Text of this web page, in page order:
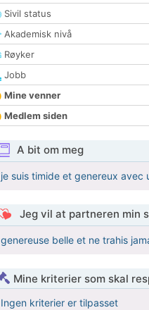
Sivil status
Akademisk nivå
Røyker
Jobb
Mine venner
Medlem siden
A bit om meg
je suis timide et genereux avec
Jeg vil at partneren min
genereuse belle et ne trahis
Mine kriterier som skal
Ingen kriterier er tilpasset